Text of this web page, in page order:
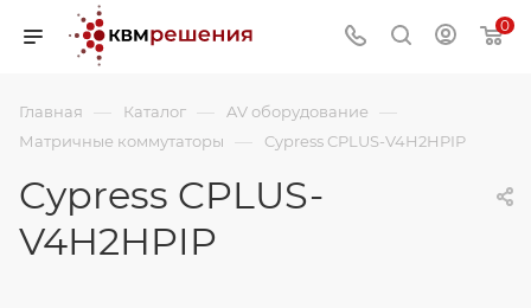
0
Главная — Каталог — AV оборудование —
Матричные коммутаторы — Cypress CPLUS-V4H2HPIP
Cypress CPLUS-
V4H2HPIP